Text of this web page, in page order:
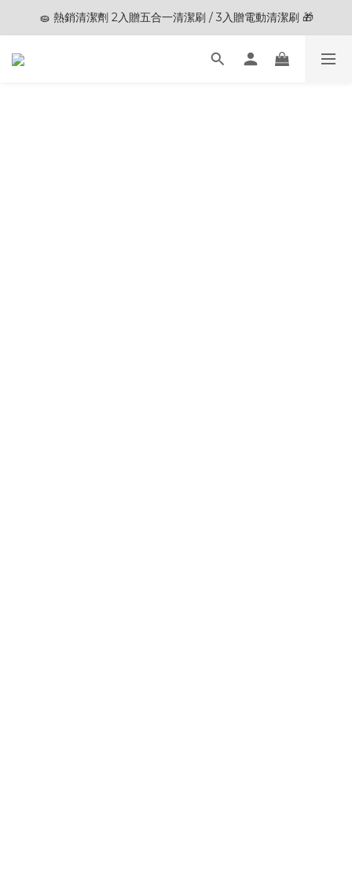
🎊夏末狂歡節限定優惠🎊︱全館滿 $3,000現折$200
🧽 熱銷清潔劑 2入贈五合一清潔刷 / 3入贈電動清潔刷 🎁
🎊夏末狂歡節限定優惠🎊︱全館滿 $3,000現折$200